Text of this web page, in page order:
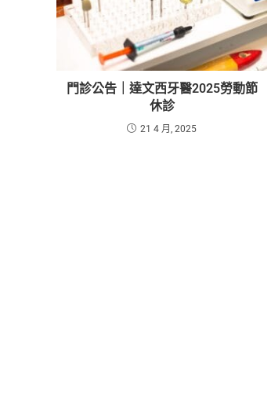
門診公告｜達文西牙醫2025勞動節
休診
21 4 月, 2025